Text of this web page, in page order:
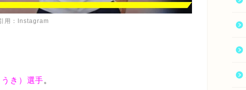
用：Instagram
き）選手。